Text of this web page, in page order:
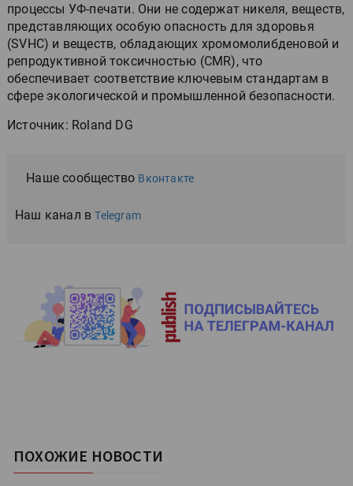
процессы УФ-печати. Они не содержат никеля, веществ,
представляющих особую опасность для здоровья
(SVHC) и веществ, обладающих хромомолибденовой и
репродуктивной токсичностью (CMR), что
обеспечивает соответствие ключевым стандартам в
сфере экологической и промышленной безопасности.
Источник: Roland DG
Наше сообщество Вконтакте
Наш канал вTelegram
ПОХОЖИЕ НОВОСТИ